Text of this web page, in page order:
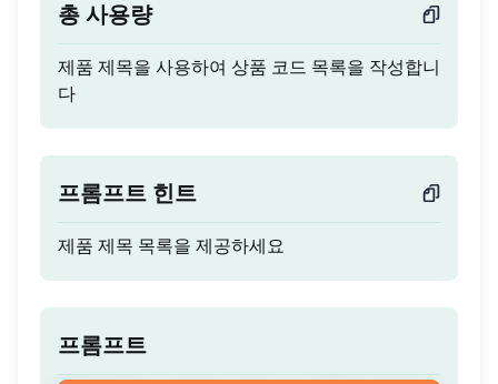
총 사용량
제품 제목을 사용하여 상품 코드 목록을 작성합니
다
프롬프트 힌트
제품 제목 목록을 제공하세요
프롬프트